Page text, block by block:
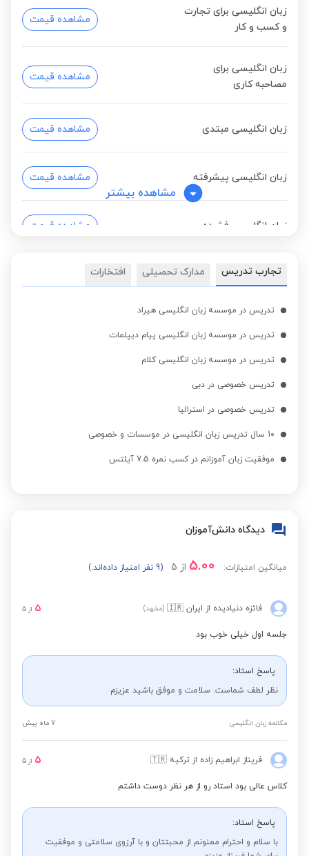
زبان انگلیسی برای تجارت
و کسب و کار
مشاهده قیمت
زبان انگلیسی برای
مصاحبه کاری
مشاهده قیمت
زبان انگلیسی مبتدی مشاهده قیمت
زبان انگلیسی پیشرفته مشاهده قیمت
زبان انگلیسی فشرده مشاهده قیمت
مشاهده بیشتر
تجارب تدریس مدارک تحصیلی افتخارات
تدریس در موسسه زبان انگلیسی هیراد
تدریس در موسسه زبان انگلیسی پیام دیپلمات
تدریس در موسسه زبان انگلیسی کلام
تدریس خصوصی در دبی
تدریس خصوصی در استرالیا
10 سال تدریس زبان انگلیسی در موسسات و خصوصی
موفقیت زبان آموزانم در کسب نمره 7.5 آیلتس
دیدگاه دانش‌آموزان
میانگین امتیازات: 5.00 از 5 (9 نفر امتیاز داده‌اند.)
فائزه دنیادیده از ایران 🇮🇷 (مشهد) 5 از 5
جلسه اول خیلی خوب بود
پاسخ استاد:
نظر لطف شماست. سلامت و موفق باشید عزیزم
مکالمه زبان انگلیسی 7 ماه پیش
فریناز ابراهیم زاده از ترکیه 🇹🇷
5 از 5
کلاس عالی بود استاد رو از هر نظر دوست داشتم
پاسخ استاد:
با سلام و احترام ممنونم از محبتتان و با آرزوی سلامتی و موفقیت